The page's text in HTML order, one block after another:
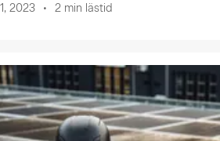
2023 2 min lästid